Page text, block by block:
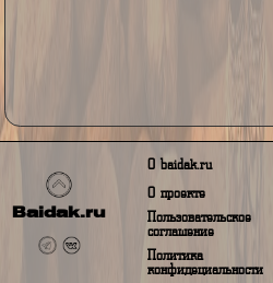
Ваш пароль
я принимаю Условия
обработку моих персональных
Законом от 27.07.2006 года N
Выполните равенство: